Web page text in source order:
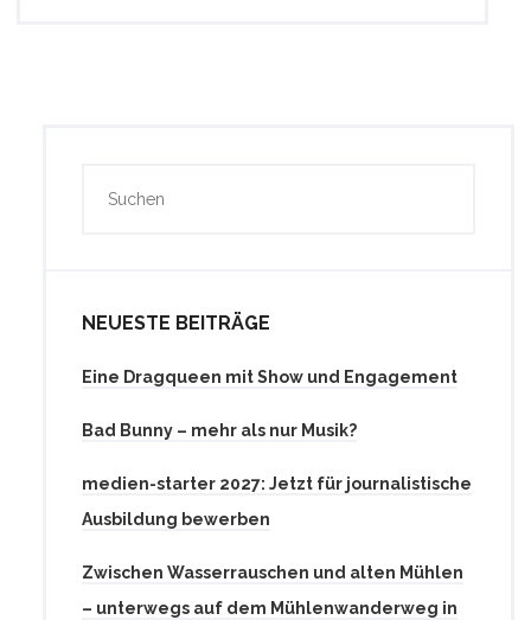
NEUESTE BEITRÄGE
Eine Dragqueen mit Show und Engagement
Bad Bunny – mehr als nur Musik?
medien-starter 2027: Jetzt für journalistische
Ausbildung bewerben
Zwischen Wasserrauschen und alten Mühlen
– unterwegs auf dem Mühlenwanderweg in